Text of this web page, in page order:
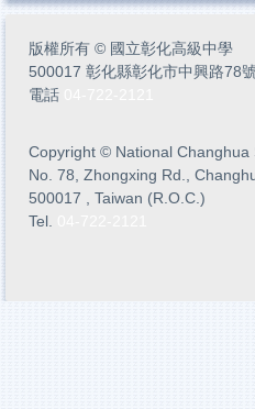
版權所有 © 國立彰化高級中學
500017 彰化縣彰化市中興路78號
電話
Copyright © National
No. 78, Zhongxing Rd.,
500017 , Taiwan (R.O.C.)
Tel.